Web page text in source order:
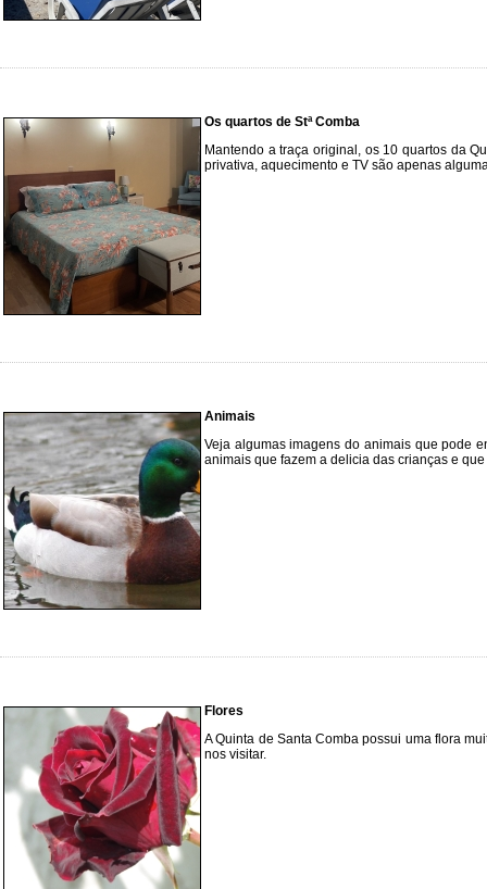
Os quartos de Stª Comba
Mantendo a traça original, os 10 quartos da
privativa, aquecimento e TV são apenas
Animais
Veja algumas imagens do animais que pode
animais que fazem a delicia das crianças e
Flores
A Quinta de Santa Comba possui uma flora
nos visitar.